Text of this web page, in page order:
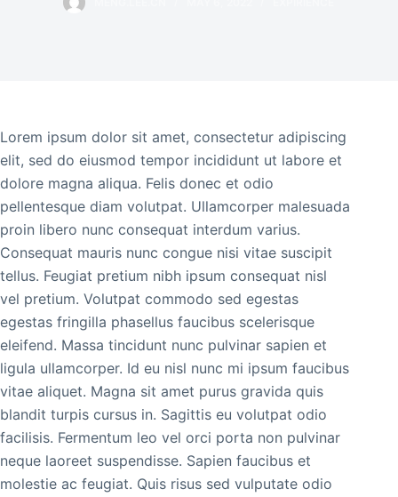
Lorem ipsum dolor sit amet, consectetur adipiscing
elit, sed do eiusmod tempor incididunt ut labore et
dolore magna aliqua. Felis donec et odio
pellentesque diam volutpat. Ullamcorper malesuada
proin libero nunc consequat interdum varius.
Consequat mauris nunc congue nisi vitae suscipit
tellus. Feugiat pretium nibh ipsum consequat nisl
vel pretium. Volutpat commodo sed egestas
egestas fringilla phasellus faucibus scelerisque
eleifend. Massa tincidunt nunc pulvinar sapien et
ligula ullamcorper. Id eu nisl nunc mi ipsum faucibus
vitae aliquet. Magna sit amet purus gravida quis
blandit turpis cursus in. Sagittis eu volutpat odio
facilisis. Fermentum leo vel orci porta non pulvinar
neque laoreet suspendisse. Sapien faucibus et
molestie ac feugiat. Quis risus sed vulputate odio